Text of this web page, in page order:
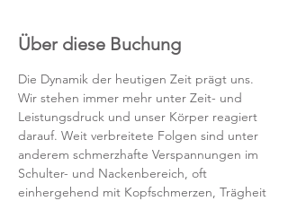
Über diese Buchung
Die Dynamik der heutigen Zeit prägt uns.
Wir stehen immer mehr unter Zeit- und
Leistungsdruck und unser Körper reagiert
darauf. Weit verbreitete Folgen sind unter
anderem schmerzhafte Verspannungen im
Schulter- und Nackenbereich, oft
einhergehend mit Kopfschmerzen, Trägheit